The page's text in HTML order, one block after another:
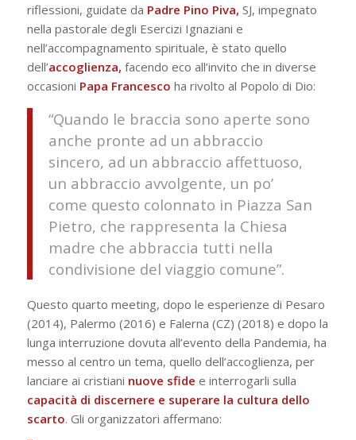
riflessioni, guidate da Padre Pino Piva, SJ, impegnato
nella pastorale degli Esercizi Ignaziani e
nell’accompagnamento spirituale, è stato quello
dell’accoglienza, facendo eco all’invito che in diverse
occasioni Papa Francesco ha rivolto al Popolo di Dio:
“Quando le braccia sono aperte sono
anche pronte ad un abbraccio
sincero, ad un abbraccio affettuoso,
un abbraccio avvolgente, un po’
come questo colonnato in Piazza San
Pietro, che rappresenta la Chiesa
madre che abbraccia tutti nella
condivisione del viaggio comune”.
Questo quarto meeting, dopo le esperienze di Pesaro
(2014), Palermo (2016) e Falerna (CZ) (2018) e dopo la
lunga interruzione dovuta all’evento della Pandemia, ha
messo al centro un tema, quello dell’accoglienza, per
lanciare ai cristiani nuove sfide e interrogarli sulla
capacità di discernere e superare la cultura dello
scarto. Gli organizzatori affermano: